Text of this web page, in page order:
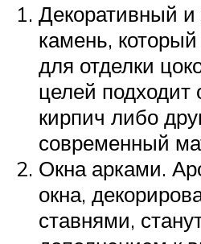
Декоративный
камень,
для отделки
целей
кирпич либо
современный
Окна арками.
окна,
ставнями,